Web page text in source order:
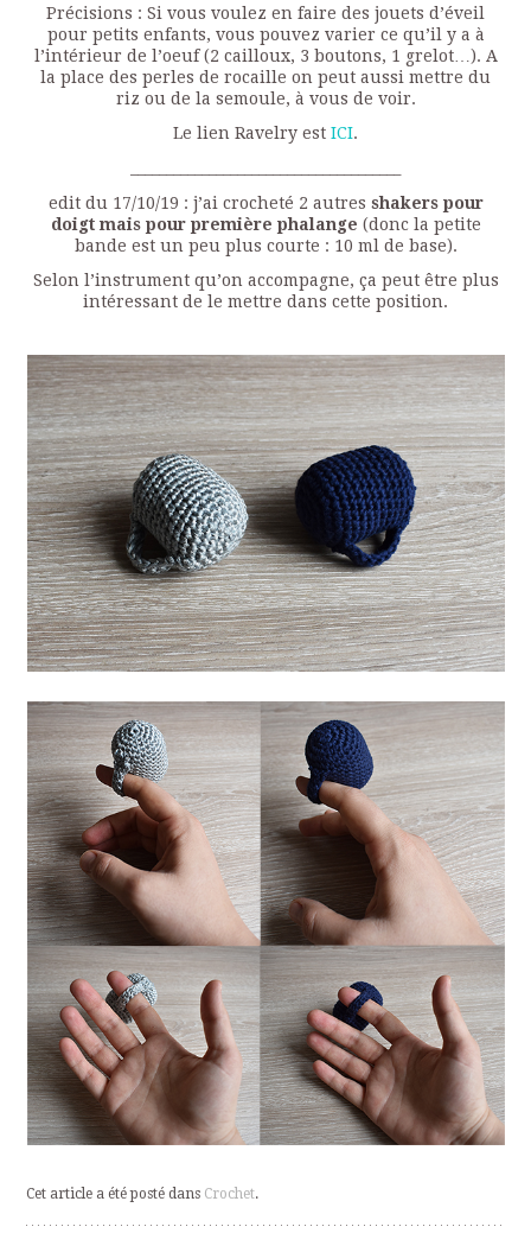
Précisions : Si vous voulez en faire des jouets d’éveil
pour petits enfants, vous pouvez varier ce qu’il y a à
l’intérieur de l’oeuf (2 cailloux, 3 boutons, 1 grelot…). A
la place des perles de rocaille on peut aussi mettre du
riz ou de la semoule, à vous de voir.
Le lien Ravelry est ICI.
edit du 17/10/19 : j’ai crocheté 2 autres shakers pour
doigt mais pour première phalange (donc la petite
bande est un peu plus courte : 10 ml de base).
Selon l’instrument qu’on accompagne, ça peut être plus
intéressant de le mettre dans cette position.
Cet article a été posté dans Crochet.